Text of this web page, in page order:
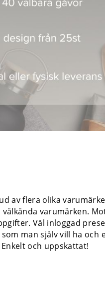
av flera olika
varumärken.
Väl inloggad
man själv vill ha och
och uppskattat!